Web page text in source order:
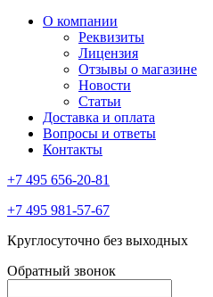
О компании
Реквизиты
Лицензия
Отзывы о магазине
Новости
Статьи
Доставка и оплата
Вопросы и ответы
Контакты
+7 495 656-20-81
+7 495 981-57-67
Круглосуточно без выходных
Обратный звонок